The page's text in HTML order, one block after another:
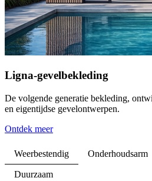
Ligna-gevelbekleding
De volgende generatie bekleding,
en eigentijdse gevelontwerpen.
Ontdek meer
Weerbestendig Onderhoudsarm
Duurzaam